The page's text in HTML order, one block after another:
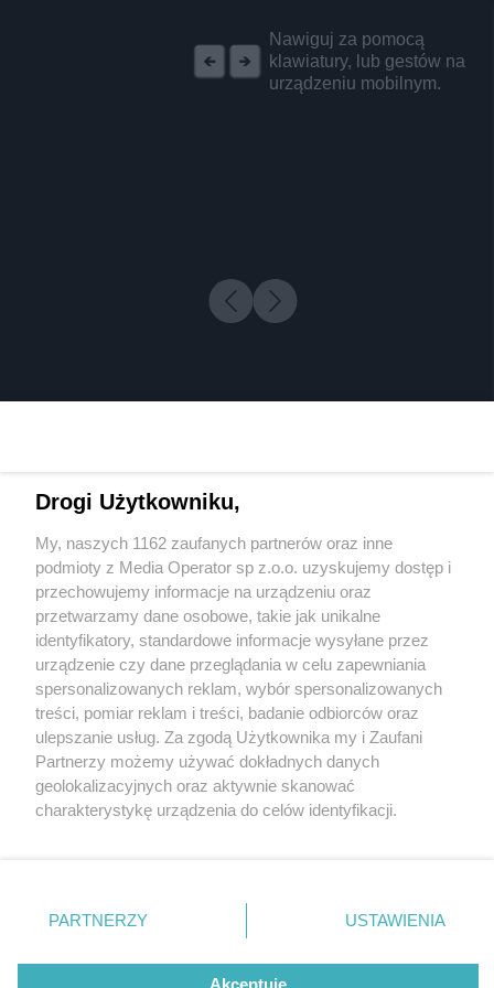
Nawiguj za pomocą
klawiatury, lub gestów na
urządzeniu mobilnym.
3 / 0
Wydawca mediów lokalnych
Nie zapomnij
zapoznać się z:
polityką prywatności regulamin korzystania z portali
Twojemiasto
Piekary Śląskie
Chorzów
Tarnowskie Góry
Gliwice
Skontakuj sięz nami
Kontakt
Wydawca
Redakcja
Drogi Użytkowniku,
My, naszych 1162 zaufanych partnerów oraz inne
podmioty z Media Operator sp z.o.o. uzyskujemy dostęp i
przechowujemy informacje na urządzeniu oraz
przetwarzamy dane osobowe, takie jak unikalne
identyfikatory, standardowe informacje wysyłane przez
urządzenie czy dane przeglądania w celu zapewniania
spersonalizowanych reklam, wybór spersonalizowanych
treści, pomiar reklam i treści, badanie odbiorców oraz
ulepszanie usług. Za zgodą Użytkownika my i Zaufani
Partnerzy możemy używać dokładnych danych
geolokalizacyjnych oraz aktywnie skanować
charakterystykę urządzenia do celów identyfikacji.
zmienić/wycofać klikając przycisk ustawień prywatności
znajdujący się w lewym dolnym rogu strony
rodzaje przetwarzania danych nie wymagają zgody
użytkownika, ale masz prawo sprzeciwić się takiemu
PARTNERZY USTAWIENIA
Akceptuję